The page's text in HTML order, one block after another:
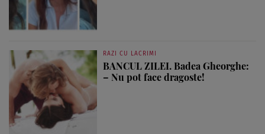
RAZI CU LACRIMI
BANCUL ZILEI. Badea Gheorghe:
– Nu pot face dragoste!